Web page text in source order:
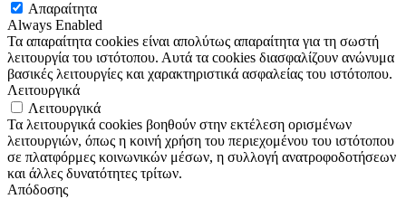
Απαραίτητα
Always Enabled
Τα απαραίτητα cookies είναι απολύτως απαραίτητα για τη σωστή
λειτουργία του ιστότοπου. Αυτά τα cookies διασφαλίζουν ανώνυμα
βασικές λειτουργίες και χαρακτηριστικά ασφαλείας του ιστότοπου.
Λειτουργικά
Λειτουργικά
Τα λειτουργικά cookies βοηθούν στην εκτέλεση ορισμένων
λειτουργιών, όπως η κοινή χρήση του περιεχομένου του ιστότοπου
σε πλατφόρμες κοινωνικών μέσων, η συλλογή ανατροφοδοτήσεων
και άλλες δυνατότητες τρίτων.
Απόδοσης